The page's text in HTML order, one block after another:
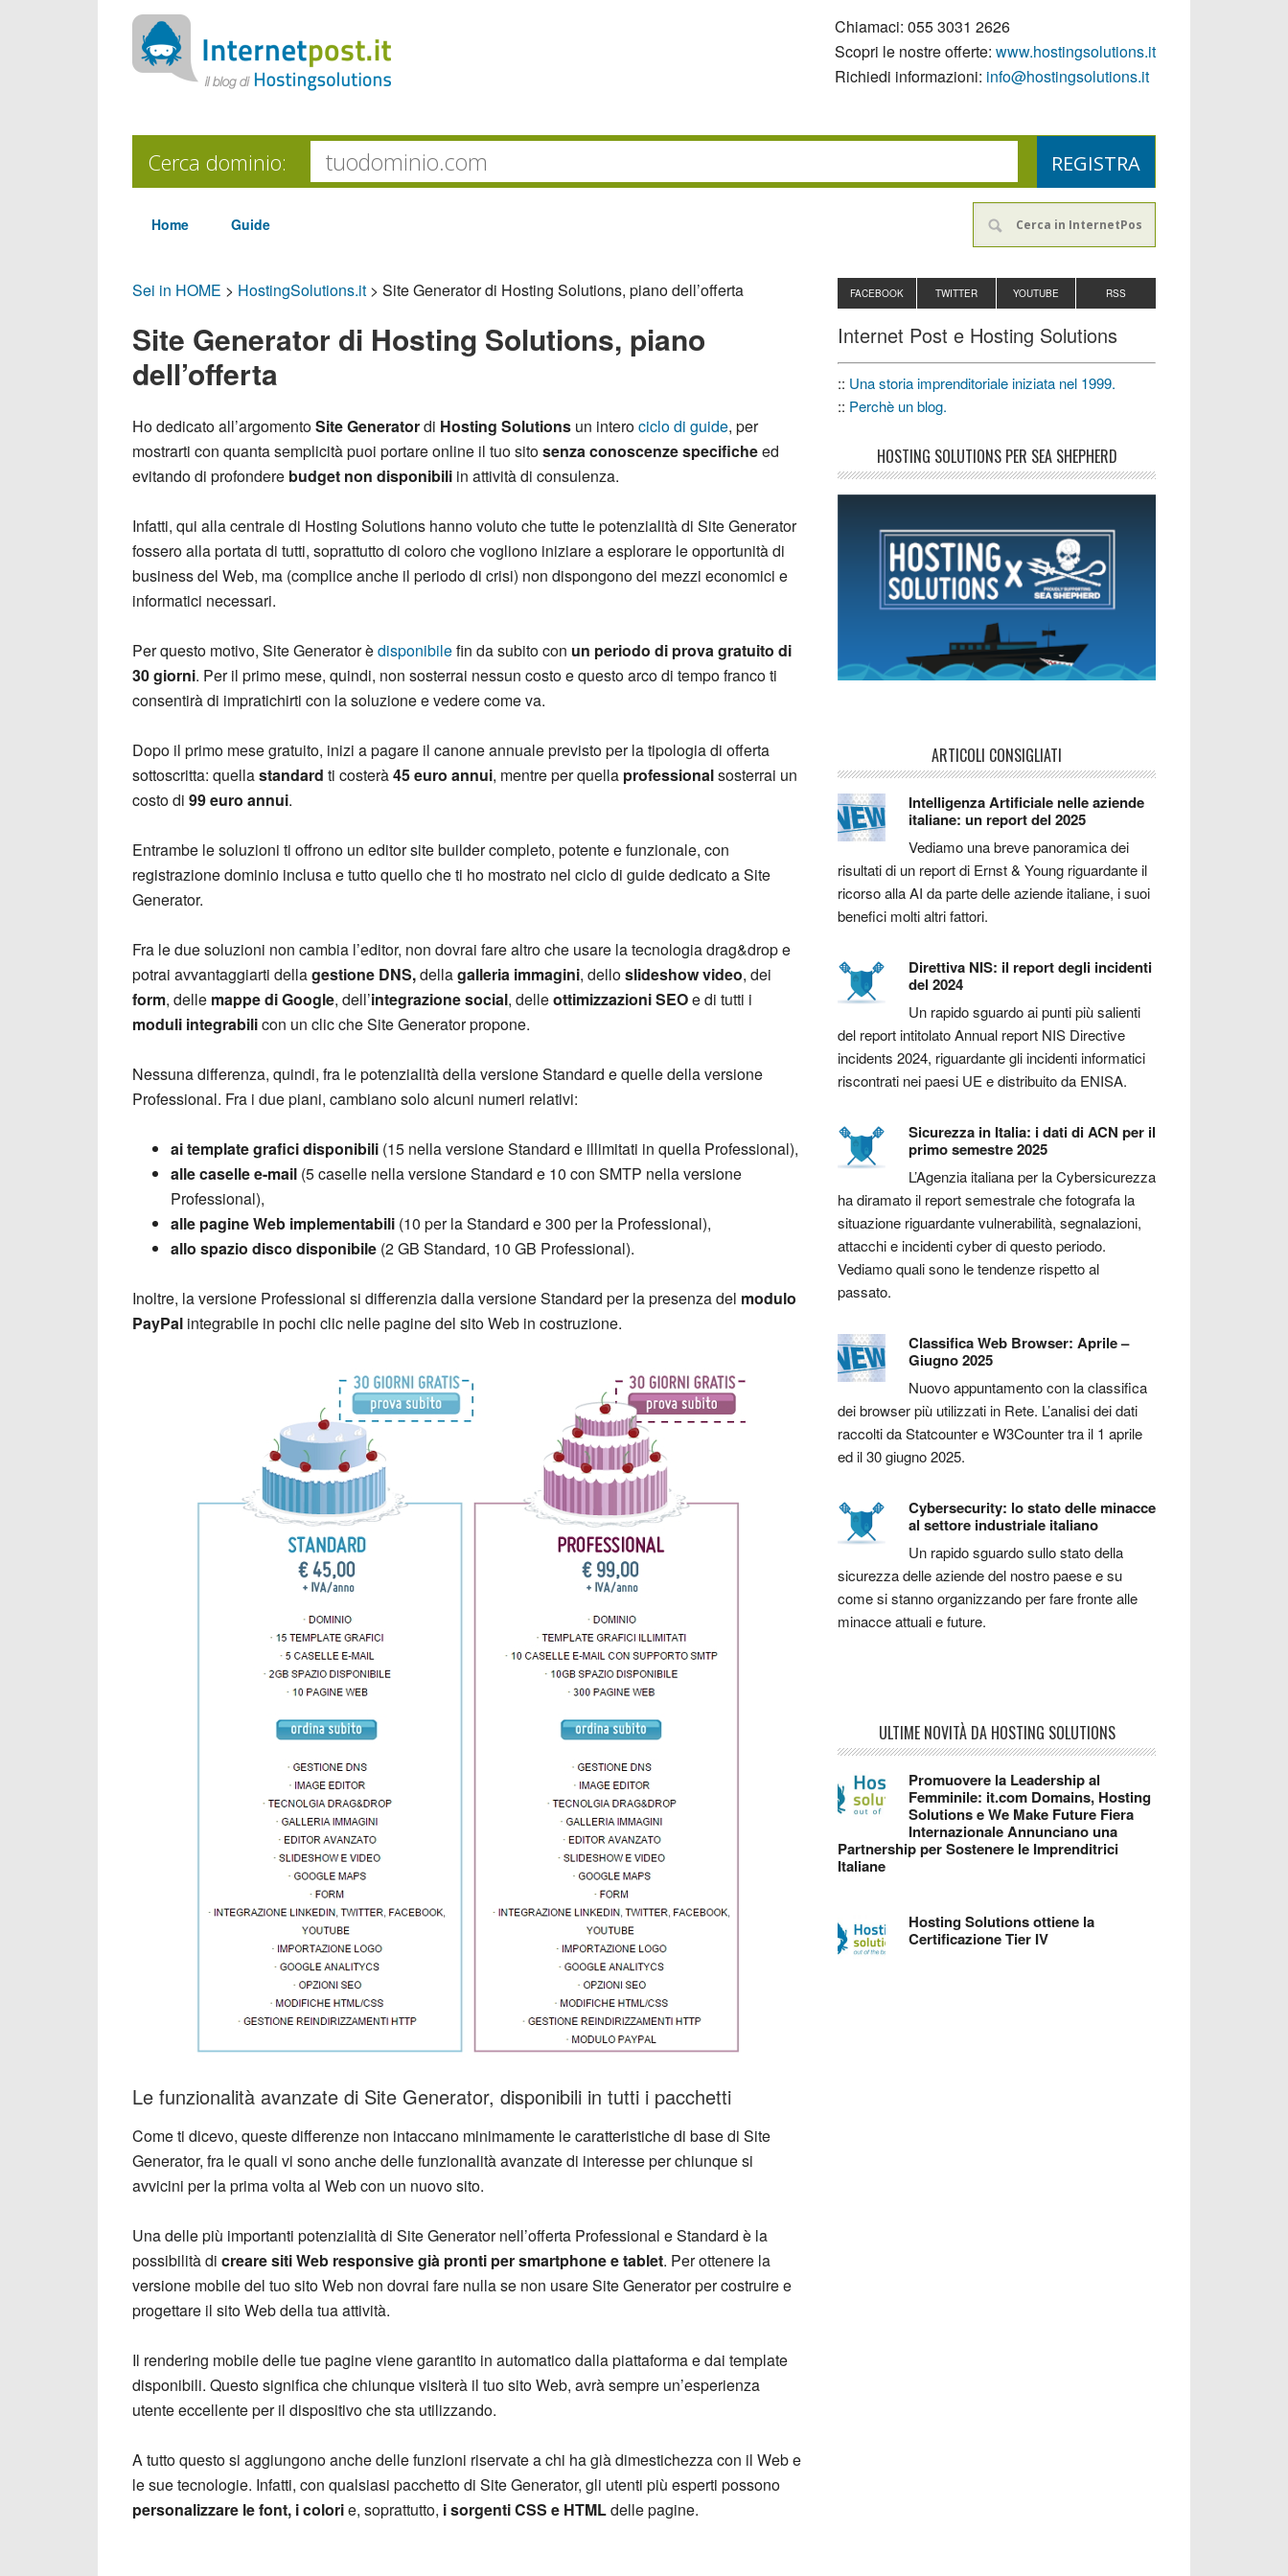
Chiamaci: 055 3031 2626
Scopri le nostre offerte: www.hostingsolutions.it
Richiedi informazioni: info@hostingsolutions.it
Cerca dominio:
Home Guide
Sei in HOME > HostingSolutions.it > Site Generator di Hosting Solutions, piano dell’offerta
Site Generator di Hosting Solutions, piano
dell’offerta
Ho dedicato all’argomentoSite Generatordi Hosting Solutions un interociclo di guide, per
mostrarti con quanta semplicità puoi portare online il tuo sitosenza conoscenze specificheed
evitando di profondere budget non disponibili in attività di consulenza.
Infatti, qui alla centrale di Hosting Solutions hanno voluto che tutte le potenzialità di Site Generator
fossero alla portata di tutti, soprattutto di coloro che vogliono iniziare a esplorare le opportunità di
business del Web, ma (complice anche il periodo di crisi) non dispongono dei mezzi economici e
informatici necessari.
Per questo motivo, Site Generator èdisponibilefin da subito con un periodo di prova gratuito di
30 giorni. Per il primo mese, quindi, non sosterrai nessun costo e questo arco di tempo franco ti
consentirà di impratichirti con la soluzione e vedere come va.
Dopo il primo mese gratuito, inizi a pagare il canone annuale previsto per la tipologia di offerta
sottoscritta: quellastandard ti costerà45 euro annui, mentre per quella professionalsosterrai un
costo di 99 euro annui.
Entrambe le soluzioni ti offrono un editor site builder completo, potente e funzionale, con
registrazione dominio inclusa e tutto quello che ti ho mostrato nel ciclo di guide dedicato a Site
Generator.
Fra le due soluzioni non cambia l’editor, non dovrai fare altro che usare la tecnologia drag&drop e
potrai avvantaggiarti dellagestione DNS,dellagalleria immagini, delloslideshow video, dei
form, delle mappe di Google, dell’integrazione social, delleottimizzazioni SEOe di tutti i
moduli integrabilicon un clic che Site Generator propone.
Nessuna differenza, quindi, fra le potenzialità della versione Standard e quelle della versione
Professional. Fra i due piani, cambiano solo alcuni numeri relativi:
ai template grafici disponibili (15 nella versione Standard e illimitati in quella Professional),
alle caselle e-mail (5 caselle nella versione Standard e 10 con SMTP nella versione
Professional),
alle pagine Web implementabili (10 per la Standard e 300 per la Professional),
allo spazio disco disponibile (2 GB Standard, 10 GB Professional).
Inoltre, la versione Professional si differenzia dalla versione Standard per la presenza del modulo
PayPal integrabile in pochi clic nelle pagine del sito Web in costruzione.
Le funzionalità avanzate di Site Generator, disponibili in tutti i pacchetti
Come ti dicevo, queste differenze non intaccano minimamente le caratteristiche di base di Site
Generator, fra le quali vi sono anche delle funzionalità avanzate di interesse per chiunque si
avvicini per la prima volta al Web con un nuovo sito.
Una delle più importanti potenzialità di Site Generator nell’offerta Professional e Standard è la
possibilità di creare siti Web responsive già pronti per smartphone e tablet. Per ottenere la
versione mobile del tuo sito Web non dovrai fare nulla se non usare Site Generator per costruire e
progettare il sito Web della tua attività.
Il rendering mobile delle tue pagine viene garantito in automatico dalla piattaforma e dai template
disponibili. Questo significa che chiunque visiterà il tuo sito Web, avrà sempre un’esperienza
utente eccellente per il dispositivo che sta utilizzando.
A tutto questo si aggiungono anche delle funzioni riservate a chi ha già dimestichezza con il Web e
le sue tecnologie. Infatti, con qualsiasi pacchetto di Site Generator, gli utenti più esperti possono
personalizzare le font, i colorie, soprattutto, i sorgenti CSS e HTMLdelle pagine.
FACEBOOK TWITTER YOUTUBE RSS
Internet Post e Hosting Solutions
:: Una storia imprenditoriale iniziata nel 1999.
:: Perchè un blog.
HOSTING SOLUTIONS PER SEA SHEPHERD
ARTICOLI CONSIGLIATI
Intelligenza Artificiale nelle aziende
italiane: un report del 2025
Vediamo una breve panoramica dei
risultati di un report di Ernst & Young riguardante il
ricorso alla AI da parte delle aziende italiane, i suoi
benefici molti altri fattori.
Direttiva NIS: il report degli incidenti
del 2024
Un rapido sguardo ai punti più salienti
del report intitolato Annual report NIS Directive
incidents 2024, riguardante gli incidenti informatici
riscontrati nei paesi UE e distribuito da ENISA.
Sicurezza in Italia: i dati di ACN per il
primo semestre 2025
L’Agenzia italiana per la Cybersicurezza
ha diramato il report semestrale che fotografa la
situazione riguardante vulnerabilità, segnalazioni,
attacchi e incidenti cyber di questo periodo.
Vediamo quali sono le tendenze rispetto al
passato.
Classifica Web Browser: Aprile –
Giugno 2025
Nuovo appuntamento con la classifica
dei browser più utilizzati in Rete. L’analisi dei dati
raccolti da Statcounter e W3Counter tra il 1 aprile
ed il 30 giugno 2025.
Cybersecurity: lo stato delle minacce
al settore industriale italiano
Un rapido sguardo sullo stato della
sicurezza delle aziende del nostro paese e su
come si stanno organizzando per fare fronte alle
minacce attuali e future.
ULTIME NOVITÀ DA HOSTING SOLUTIONS
Promuovere la Leadership al
Femminile: it.com Domains, Hosting
Solutions e We Make Future Fiera
Internazionale Annunciano una
Partnership per Sostenere le Imprenditrici
Italiane
Hosting Solutions ottiene la
Certificazione Tier IV